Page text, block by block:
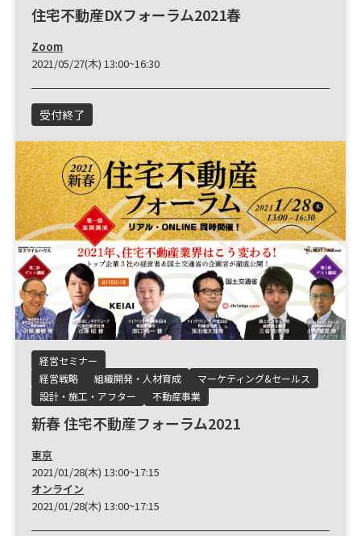
住宅不動産DXフォーラム2021春
Zoom
2021/05/27(木) 13:00~16:30
受付終了
経営セミナー
経営戦略
組織開発・人材育成
マーケティング&セールス
設計・施工・アフター
不動産事業
新春 住宅不動産フォーラム2021
東京
2021/01/28(木) 13:00~17:15
オンライン
2021/01/28(木) 13:00~17:15